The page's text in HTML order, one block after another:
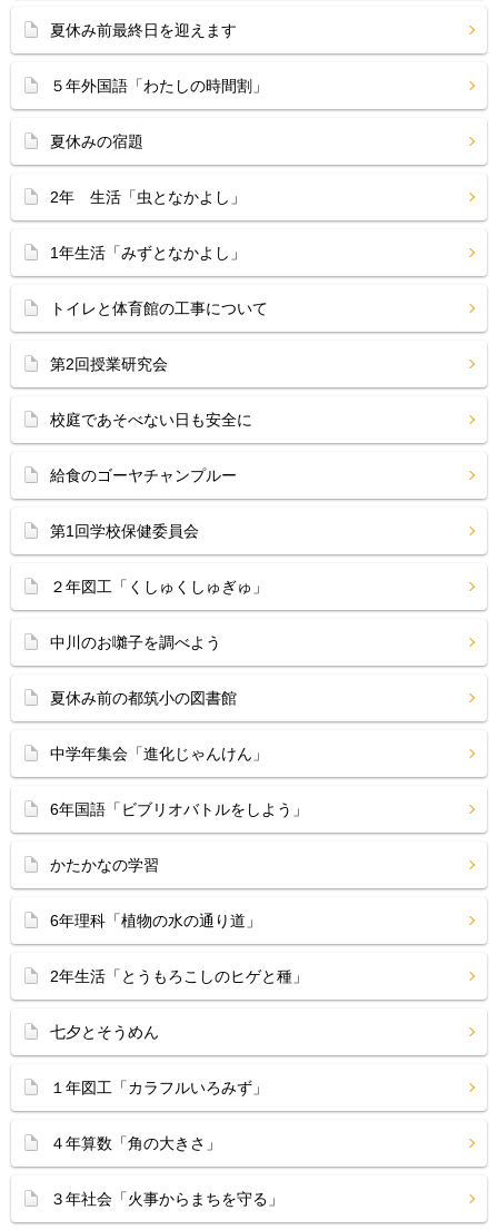
夏休み前最終日を迎えます
５年外国語「わたしの時間割」
夏休みの宿題
2年 生活「虫となかよし」
1年生活「みずとなかよし」
トイレと体育館の工事について
第2回授業研究会
校庭であそべない日も安全に
給食のゴーヤチャンプルー
第1回学校保健委員会
２年図工「くしゅくしゅぎゅ」
中川のお囃子を調べよう
夏休み前の都筑小の図書館
中学年集会「進化じゃんけん」
6年国語「ビブリオバトルをしよう」
かたかなの学習
6年理科「植物の水の通り道」
2年生活「とうもろこしのヒゲと種」
七夕とそうめん
１年図工「カラフルいろみず」
４年算数「角の大きさ」
３年社会「火事からまちを守る」